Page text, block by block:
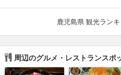
鹿児島県 観光ラン
周辺のグルメ・レストランスポ